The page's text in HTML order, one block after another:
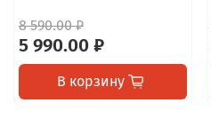
8 590.00 ₽
5 990.00 ₽
В корзину